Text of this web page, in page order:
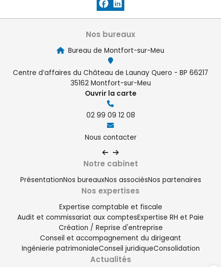
Nos bureaux
Bureau de Montfort-sur-Meu
Centre d’affaires du Château de Launay Quero - BP 66217
35162 Montfort-sur-Meu
Ouvrir la carte
02 99 09 12 08
Nous contacter
Notre cabinet
PrésentationNos bureauxNos associésNos partenaires
Nos expertises
Expertise comptable et fiscale
Audit et commissariat aux comptesExpertise RH et Paie
Création / Reprise d'entreprise
Conseil et accompagnement du dirigeant
Ingénierie patrimonialeConseil juridiqueConsolidation
Actualités